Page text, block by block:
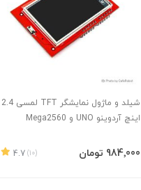
شیلد و ماژول نمایشگر TFT لمسی 2.4
اینچ آردوینو UNO و Mega2560
4.7 (10) ‎984٬000 تومان
افزودن به سبد